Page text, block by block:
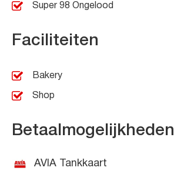
Super 98 Ongelood
Faciliteiten
Bakery
Shop
Betaalmogelijkheden
AVIA Tankkaart